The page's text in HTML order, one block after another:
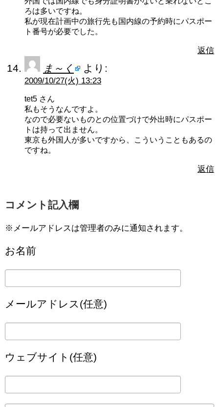
ろは多いですね。
私が現在計画中の旅行先も国内線の予約時にパスポー
ト番号が必要でした。
返信
ま～く より:
2009/10/27(火) 13:23
tet5 さん
私もそうなんですよ。
なので必要ないものとの位置づけで外出時にパスポー
トは持って出ません。
東京も外国人が多いですから、こういうこともあるの
ですね。
返信
コメント記入欄
※メールアドレスは管理者のみに通知されます。
お名前
メールアドレス(任意)
ウェブサイト(任意)